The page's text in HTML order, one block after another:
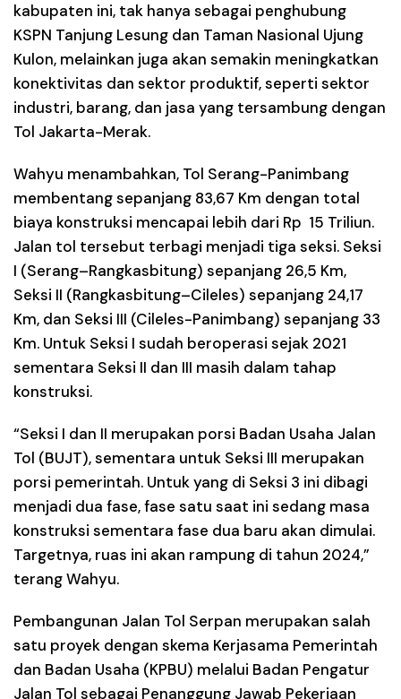
kabupaten ini, tak hanya sebagai penghubung
KSPN Tanjung Lesung dan Taman Nasional Ujung
Kulon, melainkan juga akan semakin meningkatkan
konektivitas dan sektor produktif, seperti sektor
industri, barang, dan jasa yang tersambung dengan
Tol Jakarta-Merak.
Wahyu menambahkan, Tol Serang-Panimbang
membentang sepanjang 83,67 Km dengan total
biaya konstruksi mencapai lebih dari Rp 15 Triliun.
Jalan tol tersebut terbagi menjadi tiga seksi. Seksi
I (Serang–Rangkasbitung) sepanjang 26,5 Km,
Seksi II (Rangkasbitung–Cileles) sepanjang 24,17
Km, dan Seksi III (Cileles-Panimbang) sepanjang 33
Km. Untuk Seksi I sudah beroperasi sejak 2021
sementara Seksi II dan III masih dalam tahap
konstruksi.
“Seksi I dan II merupakan porsi Badan Usaha Jalan
Tol (BUJT), sementara untuk Seksi III merupakan
porsi pemerintah. Untuk yang di Seksi 3 ini dibagi
menjadi dua fase, fase satu saat ini sedang masa
konstruksi sementara fase dua baru akan dimulai.
Targetnya, ruas ini akan rampung di tahun 2024,”
terang Wahyu.
Pembangunan Jalan Tol Serpan merupakan salah
satu proyek dengan skema Kerjasama Pemerintah
dan Badan Usaha (KPBU) melalui Badan Pengatur
Jalan Tol sebagai Penanggung Jawab Pekerjaan